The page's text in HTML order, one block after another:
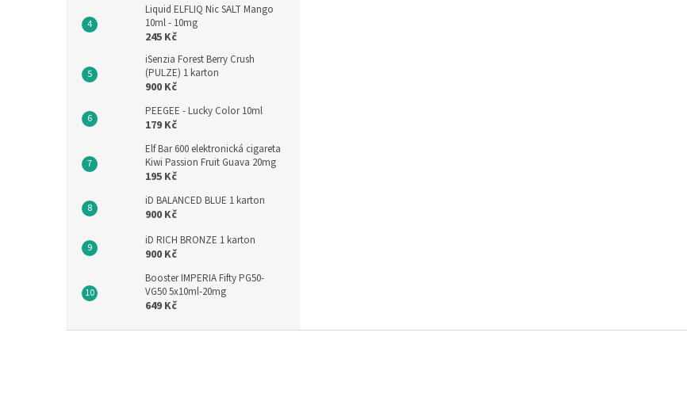
Liquid ELFLIQ Nic SALT Mango
10ml - 10mg
245 Kč
iSenzia Forest Berry Crush
(PULZE) 1 karton
900 Kč
PEEGEE - Lucky Color 10ml
179 Kč
Elf Bar 600 elektronická cigareta
Kiwi Passion Fruit Guava 20mg
195 Kč
iD BALANCED BLUE 1 karton
900 Kč
iD RICH BRONZE 1 karton
900 Kč
Booster IMPERIA Fifty PG50-
VG50 5x10ml-20mg
649 Kč